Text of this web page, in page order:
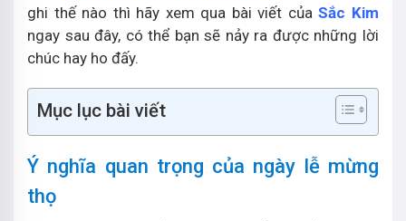
ghi thế nào thì hãy xem qua bài viết củaSắc Kim
ngay sau đây, có thể bạn sẽ nảy ra được những lời
chúc hay ho đấy.
Mục lục bài viết
Ý nghĩa quan trọng của ngày lễ mừng
thọ